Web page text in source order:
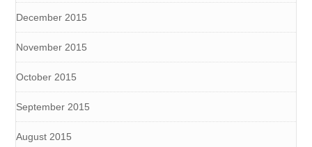
December 2015
November 2015
October 2015
September 2015
August 2015